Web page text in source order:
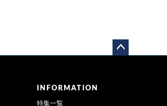
INFORMATION
特集一覧